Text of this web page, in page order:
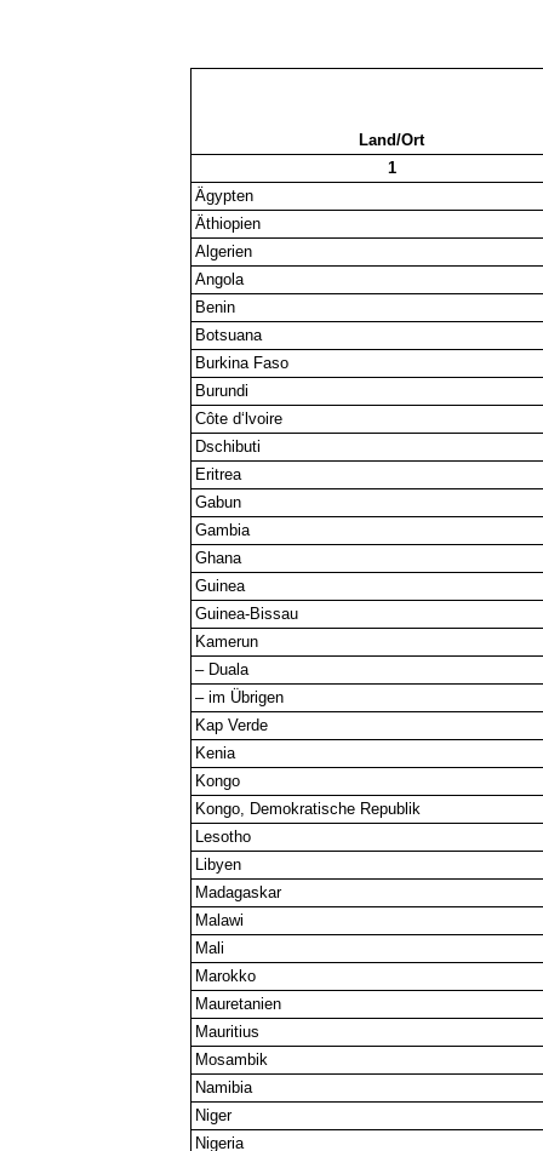
Land/Ort
1
Ägypten
Äthiopien
Algerien
Angola
Benin
Botsuana
Burkina Faso
Burundi
Côte d‘lvoire
Dschibuti
Eritrea
Gabun
Gambia
Ghana
Guinea
Guinea-Bissau
Kamerun
– Duala
– im Übrigen
Kap Verde
Kenia
Kongo
Kongo, Demokratische Republik
Lesotho
Libyen
Madagaskar
Malawi
Mali
Marokko
Mauretanien
Mauritius
Mosambik
Namibia
Niger
Nigeria